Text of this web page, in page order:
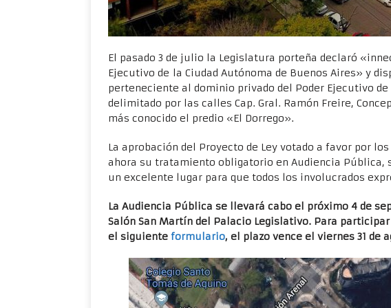
El pasado 3 de julio la Legislatura porteña declaró
Ejecutivo de la Ciudad Autónoma de Buenos Aires» y
perteneciente al dominio privado del Poder Ejecutivo
delimitado por las calles Cap. Gral. Ramón Freire,
más conocido el predio «El Dorrego».
La aprobación del Proyecto de Ley votado a favor por
ahora su tratamiento obligatorio en Audiencia Pública,
un excelente lugar para que todos los involucrados
La Audiencia Pública se llevará cabo el próximo 4 de
Salón San Martín del Palacio Legislativo. Para
el siguiente formulario, el plazo vence el viernes 31 de